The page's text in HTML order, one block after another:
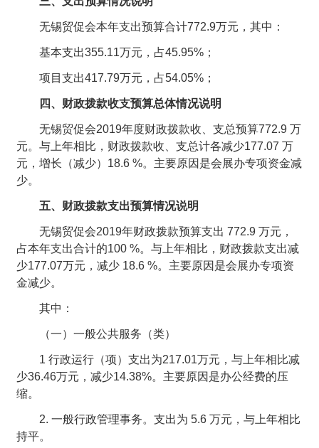
无锡贸促会本年支出预算合计772.9万元，其中：
基本支出355.11万元，占45.95%；
项目支出417.79万元，占54.05%；
四、财政拨款收支预算总体情况说明
无锡贸促会2019年度财政拨款收、支总预算772.9 万
元。与上年相比，财政拨款收、支总计各减少177.07 万
元，增长（减少）18.6 %。主要原因是会展办专项资金减
少。
五、财政拨款支出预算情况说明
无锡贸促会2019年财政拨款预算支出 772.9 万元，
占本年支出合计的100 %。与上年相比，财政拨款支出减
少177.07万元，减少 18.6 %。主要原因是会展办专项资
金减少。
其中：
（一）一般公共服务（类）
1 行政运行（项）支出为217.01万元，与上年相比减
少36.46万元，减少14.38%。主要原因是办公经费的压
缩。
2. 一般行政管理事务。支出为 5.6 万元，与上年相比
持平。